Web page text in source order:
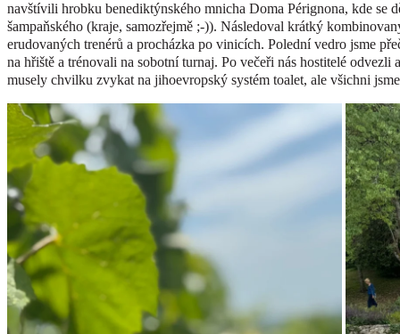
navštívili hrobku benediktýnského mnicha Doma Pérignona, kde se
šampaňského (kraje, samozřejmě ;-)). Následoval krátký
erudovaných trenérů a procházka po vinicích. Polední vedro jsme
na hřiště a trénovali na sobotní turnaj. Po večeři nás hostitelé odvezli
musely chvilku zvykat na jihoevropský systém toalet, ale všichni